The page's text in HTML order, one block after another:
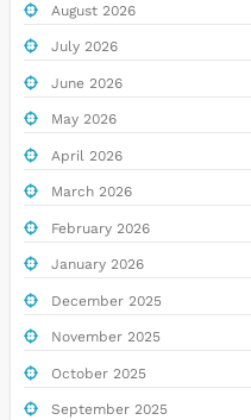
August 2026
July 2026
June 2026
May 2026
April 2026
March 2026
February 2026
January 2026
December 2025
November 2025
October 2025
September 2025